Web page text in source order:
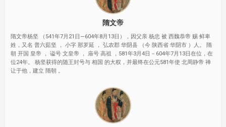
隋文帝
隋文帝杨坚 （541年7月21日—604年8月13日），因父亲 杨忠 被 西魏恭帝 赐 鲜卑
姓，又名 普六茹坚 ， 小字 那罗延 ， 弘农郡 华阴县 （今 陕西省 华阴市 ）人。 隋
朝 开国 皇帝 ， 谥号 文皇帝 ， 庙号 高祖 ，581年3月4日－604年7月13日在位，在
位24年。 杨坚获得的随王封号与 相国 的大权，并最终在公元581年使 北周静帝 禅
让于他，建立 隋朝 。